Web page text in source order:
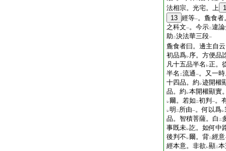
法相宗。光宅。上
13 經等一。麁食者
之科文一。今示二違
助 二決法華三段一
麁食者曰。邊主自
初品爲レ序。方便品
凡十五品半名 レ正。
半名 二流通一。又一
十四品。約 レ迹開權
品。約 レ本開權顯實
レ爾。若如 二初判 一。
レ明 二 所由一。何以爲レ
品。智積菩薩。白 二
事既未レ訖。如何中
後判不 レ爾。背二經意
經本意。非欲 レ顯二